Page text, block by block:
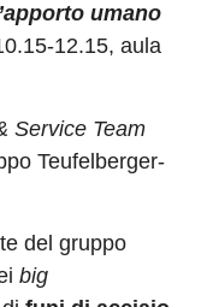
umano
12.15, aula
Service Team
Teufelberger-
del gruppo
big